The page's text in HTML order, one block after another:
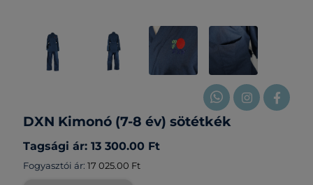
DXN Kimonó (7-8 év) sötétkék
Tagsági ár: 13 300.00 Ft
Fogyasztói ár: 17 025.00 Ft